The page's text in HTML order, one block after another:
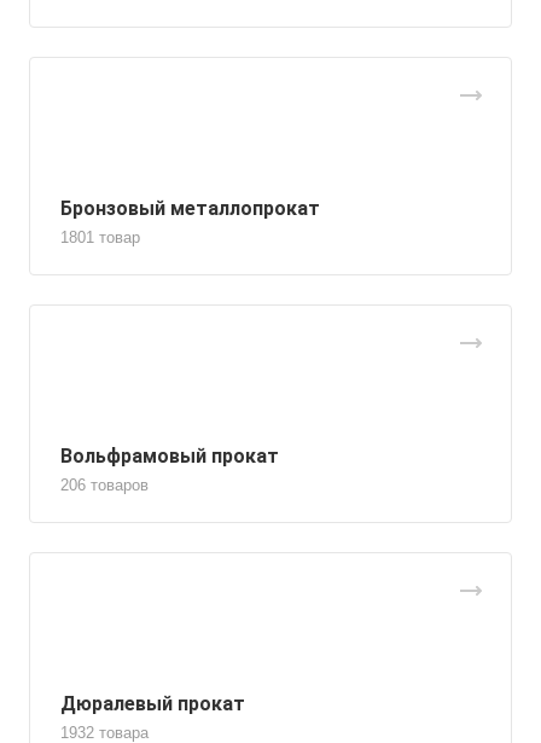
Бронзовый металлопрокат
1801 товар
Вольфрамовый прокат
206 товаров
Дюралевый прокат
1932 товара